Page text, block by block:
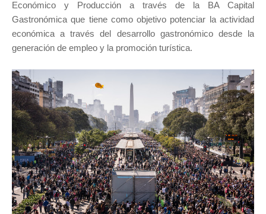
Económico y Producción a través de la BA Capital
Gastronómica que tiene como objetivo potenciar la actividad
económica a través del desarrollo gastronómico desde la
generación de empleo y la promoción turística.